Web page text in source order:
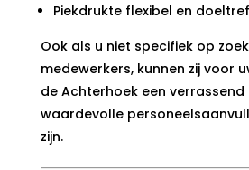
Piekdrukte flexibel en
Ook als u niet specifiek op
medewerkers, kunnen zij voor
de Achterhoek een
waardevolle
zijn.